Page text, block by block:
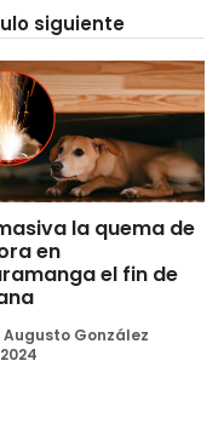
siguiente
la quema de
en
el fin de
Augusto González